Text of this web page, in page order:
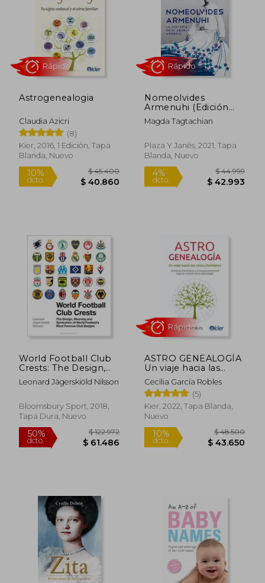
dcto. $ 48.029 dcto.
Astrogenealogia
Claudia Azicri
(8)
Kier, 2016, 1 Edición, Tapa
Blanda, Nuevo
10%
dcto. $ 40.860
Rápido
Nomeolvides
Armenuhi (Edición
actualizada)
Magda Tagtachian
Plaza Y Janés, 2021, Tapa
Blanda, Nuevo
4%
dcto. $
Rápido
World Football Club
Crests: The Design,
Meaning and
Symbolism of World
Famous Club Badges
(en Inglés)
Leonard Jägerskiöld Nilsson
Bloomsbury Sport, 2018,
Tapa Dura, Nuevo
ASTRO GENEALOGÍA
Un viaje hacia las
raíces familiares
Cecilia García Robles
(5)
Kier, 2022, Tapa Blanda,
Nuevo